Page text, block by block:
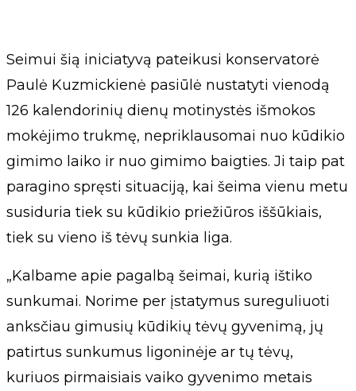
Seimui šią iniciatyvą pateikusi konservatorė
Paulė Kuzmickienė pasiūlė nustatyti vienodą
126 kalendorinių dienų motinystės išmokos
mokėjimo trukmę, nepriklausomai nuo kūdikio
gimimo laiko ir nuo gimimo baigties. Ji taip pat
paragino spręsti situaciją, kai šeima vienu metu
susiduria tiek su kūdikio priežiūros iššūkiais,
tiek su vieno iš tėvų sunkia liga.
„Kalbame apie pagalbą šeimai, kurią ištiko
sunkumai. Norime per įstatymus sureguliuoti
anksčiau gimusių kūdikių tėvų gyvenimą, jų
patirtus sunkumus ligoninėje ar tų tėvų,
kuriuos pirmaisiais vaiko gyvenimo metais